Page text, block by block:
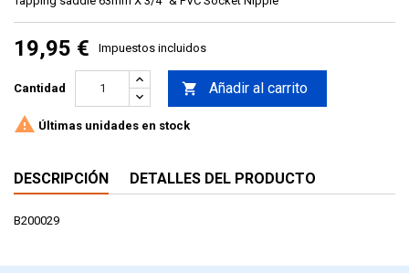
19,95 € Impuestos incluidos
Cantidad  Añadir al carrito
 Últimas unidades en stock
DESCRIPCIÓN DETALLES DEL PRODUCTO
B200029